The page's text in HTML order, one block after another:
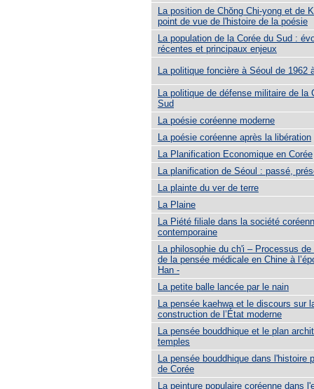
La position de Chŏng Chi-yong et de
point de vue de l'histoire de la poésie
La population de la Corée du Sud :
récentes et principaux enjeux
La politique foncière à Séoul de 1962
La politique de défense militaire de la
Sud
La poésie coréenne moderne
La poésie coréenne après la libération
La Planification Economique en Corée
La planification de Séoul : passé,
La plainte du ver de terre
La Plaine
La Piété filiale dans la société
contemporaine
La philosophie du ch'i – Processus
de la pensée médicale en Chine à
Han -
La petite balle lancée par le nain
La pensée kaehwa et le discours sur
construction de l’État moderne
La pensée bouddhique et le plan
temples
La pensée bouddhique dans l'histoire
de Corée
La peinture populaire coréenne dans